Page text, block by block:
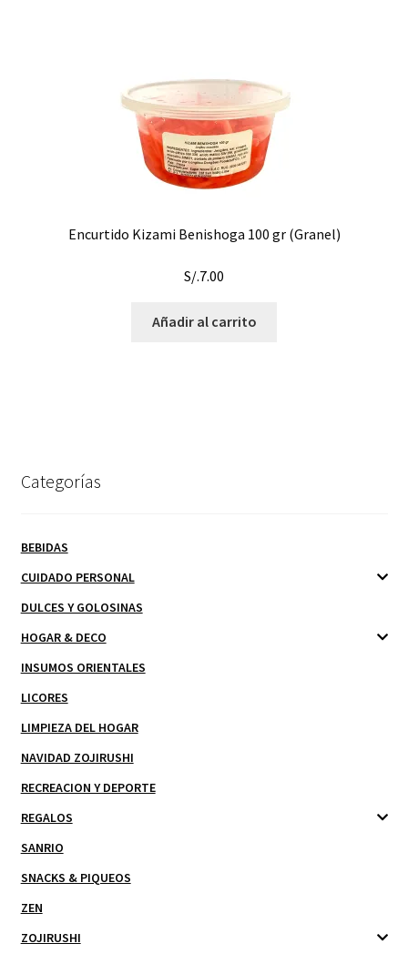
Encurtido Kizami Benishoga 100 gr (Granel)
S/.7.00
Añadir al carrito
Categorías
BEBIDAS
CUIDADO PERSONAL
DULCES Y GOLOSINAS
HOGAR & DECO
INSUMOS ORIENTALES
LICORES
LIMPIEZA DEL HOGAR
NAVIDAD ZOJIRUSHI
RECREACION Y DEPORTE
REGALOS
SANRIO
SNACKS & PIQUEOS
ZEN
ZOJIRUSHI